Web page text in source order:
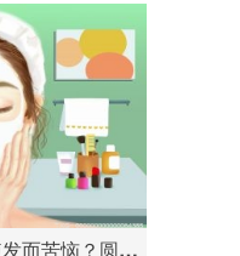
圆脸如何不再为选不了短发而苦恼？圆脸适合的短发造型有哪些？